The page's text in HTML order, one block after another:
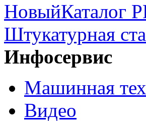
НовыйКаталог
Штукатурная
Инфосервис
Машинная
Видео